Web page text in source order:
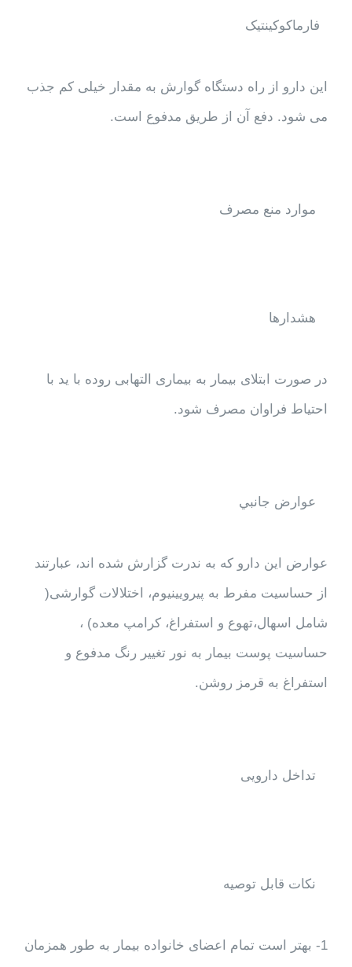
فارماکوکينتيک
این دارو از راه دستگاه گوارش به مقدار خیلی کم جذب
می شود. دفع آن از طریق مدفوع است.
موارد منع مصرف
هشدارها
در صورت ابتلای بیمار به بیماری التهابی روده با ید با
احتیاط فراوان مصرف شود.
عوارض جانبي
عوارض این دارو که به ندرت گزارش شده اند، عبارتند
از حساسیت مفرط به پیرویینیوم، اختلالات گوارشی(
شامل اسهال،تهوع و استفراغ، کرامپ معده) ،
حساسیت پوست بیمار به نور تغییر رنگ مدفوع و
استفراغ به قرمز روشن.
تداخل دارویی
نکات قابل توصيه
1- بهتر است تمام اعضای خانواده بیمار به طور همزمان